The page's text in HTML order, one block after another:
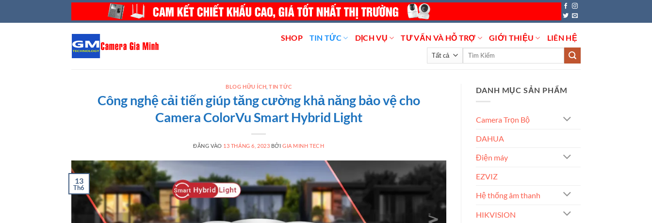
SHOP TIN TỨC DỊCH VỤ TƯ VẤN VÀ HỖ TRỢ GIỚI THIỆU LIÊN HỆ
Tìm
BLOG HỮU ÍCH ,TIN TỨC
Công nghệ cải tiến giúp tăng cường khả năng bảo vệ cho
Camera ColorVu Smart Hybrid Light
ĐĂNG VÀO 13 THÁNG 6, 2023 BỞIGIA MINH TECH
13
Th6
DANH MỤC SẢN PHẨM
Camera Trọn Bộ
DAHUA
Điện máy
EZVIZ
Hệ thống âm thanh
HIKVISION